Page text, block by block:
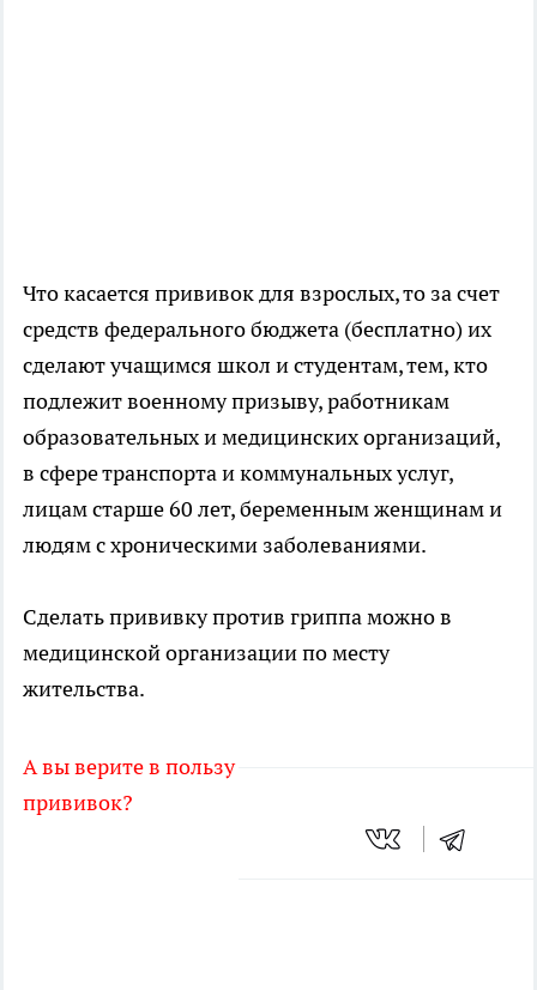
Что касается прививок для взрослых, то за счет
средств федерального бюджета (бесплатно) их
сделают учащимся школ и студентам, тем, кто
подлежит военному призыву, работникам
образовательных и медицинских организаций,
в сфере транспорта и коммунальных услуг,
лицам старше 60 лет, беременным женщинам и
людям с хроническими заболеваниями.
Сделать прививку против гриппа можно в
медицинской организации по месту
жительства.
А вы верите в пользу
прививок?